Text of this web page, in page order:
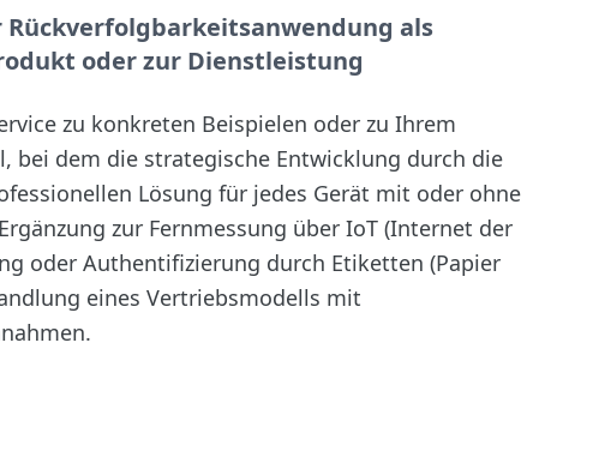
als
oder zur Dienstleistung
zu konkreten Beispielen oder zu Ihrem
bei dem die strategische Entwicklung durch die
Lösung für jedes Gerät mit oder ohne
zur Fernmessung über IoT (Internet der
oder Authentifizierung durch Etiketten (Papier
eines Vertriebsmodells mit